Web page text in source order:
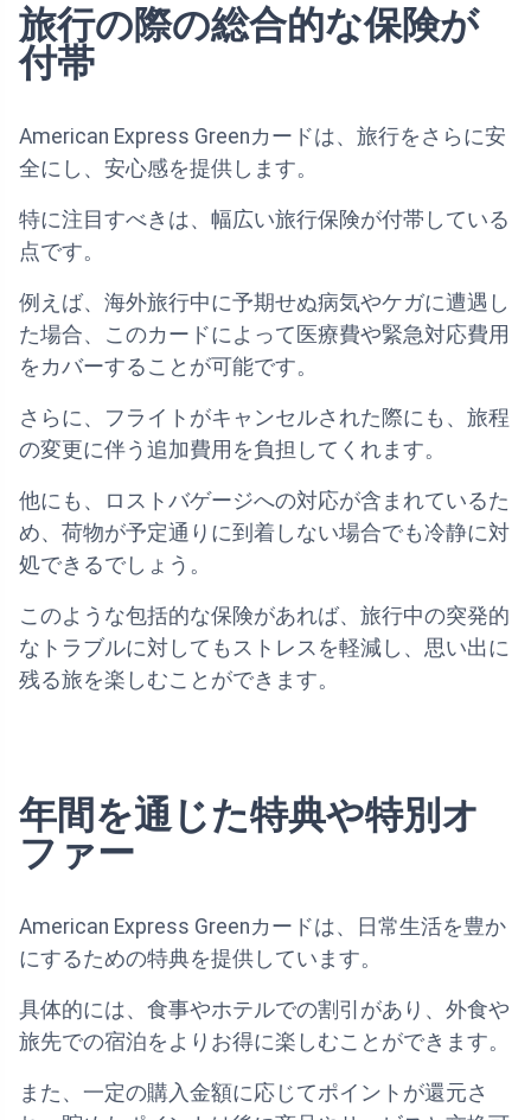
旅行の際の総合的な保険が
付帯
American Express Greenカードは、旅行をさらに安
全にし、安心感を提供します。
特に注目すべきは、幅広い旅行保険が付帯している
点です。
例えば、海外旅行中に予期せぬ病気やケガに遭遇し
た場合、このカードによって医療費や緊急対応費用
をカバーすることが可能です。
さらに、フライトがキャンセルされた際にも、旅程
の変更に伴う追加費用を負担してくれます。
他にも、ロストバゲージへの対応が含まれているた
め、荷物が予定通りに到着しない場合でも冷静に対
処できるでしょう。
このような包括的な保険があれば、旅行中の突発的
なトラブルに対してもストレスを軽減し、思い出に
残る旅を楽しむことができます。
年間を通じた特典や特別オ
ファー
American Express Greenカードは、日常生活を豊か
にするための特典を提供しています。
具体的には、食事やホテルでの割引があり、外食や
旅先での宿泊をよりお得に楽しむことができます。
また、一定の購入金額に応じてポイントが還元さ